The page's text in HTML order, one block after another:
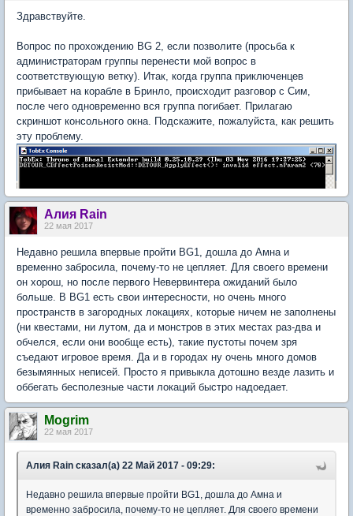
Здравствуйте.
Вопрос по прохождению BG 2, если позволите (просьба к
администраторам группы перенести мой вопрос в
соответствующую ветку). Итак, когда группа приключенцев
прибывает на корабле в Бринло, происходит разговор с Сим,
после чего одновременно вся группа погибает. Прилагаю
скриншот консольного окна. Подскажите, пожалуйста, как решить
эту проблему.
Алия Rain
22 мая 2017
Недавно решила впервые пройти BG1, дошла до Амна и
временно забросила, почему-то не цепляет. Для своего времени
он хорош, но после первого Невервинтера ожиданий было
больше. В BG1 есть свои интересности, но очень много
пространств в загородных локациях, которые ничем не заполнены
(ни квестами, ни лутом, да и монстров в этих местах раз-два и
обчелся, если они вообще есть), такие пустоты почем зря
съедают игровое время. Да и в городах ну очень много домов
безымянных неписей. Просто я привыкла дотошно везде лазить и
оббегать бесполезные части локаций быстро надоедает.
Mogrim
22 мая 2017
Алия Rain сказал(а) 22 Май 2017 - 09:29:
Недавно решила впервые пройти BG1, дошла до Амна и
временно забросила, почему-то не цепляет. Для своего времени